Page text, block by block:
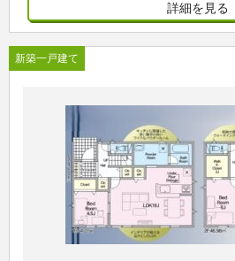
詳細を見る
新築一戸建て